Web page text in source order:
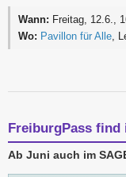
Wann: Freitag, 12.6.,
Wo: Pavillon für Alle ,
FreiburgPass find
Ab Juni auch im